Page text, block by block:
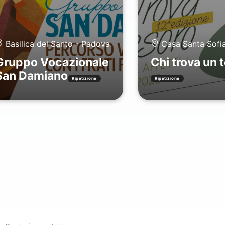
Basilica del Santo - Padova
Vocazionale
Damiano
Ripetizione
Casa Santa
Chi trova un
Ripetizione